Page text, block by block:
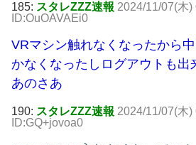
185: スタレZZZ速報 2024/11/07(木)
ID:OuOAVAEi0
VRマシン触れなくなったから
かなくなったしログアウトも出
あのさあ
190: スタレZZZ速報 2024/11/07(木)
ID:GQ+jovoa0